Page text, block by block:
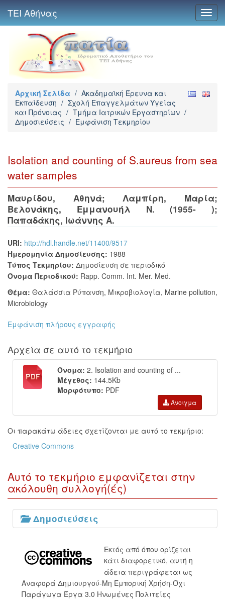
ΤΕΙ Αθήνας
Αρχική Σελίδα / Ακαδημαϊκή Έρευνα και
Εκπαίδευση / Σχολή Επαγγελμάτων Υγείας
και Πρόνοιας / Τμήμα Ιατρικών Εργαστηρίων /
Δημοσιεύσεις / Εμφάνιση Τεκμηρίου
Isolation and counting of S.aureus from sea
water samples
Μαυρίδου, Αθηνά;Λαμπίρη, Μαρία;
Βελονάκης, Εμμανουήλ Ν. (1955- );
Παπαδάκης, Ιωάννης Α.
URI: http://hdl.handle.net/11400/9517
Ημερομηνία Δημοσίευσης: 1988
Τύπος Τεκμηρίου: Δημοσίευση σε περιοδικό
Όνομα Περιοδικού: Rapp. Comm. Int. Mer. Med.
Θέμα: Θαλάσσια Ρύπανση, Μικροβιολογία, Marine pollution,
Microbiology
Εμφάνιση πλήρους εγγραφής
Αρχεία σε αυτό το τεκμήριο
Όνομα: 2. Isolation and counting of ...
Μέγεθος: 144.5Kb
Μορφότυπο: PDF
Άνοιγμα
Οι παρακάτω άδειες σχετίζονται με αυτό το τεκμήριο:
Creative Commons
Αυτό το τεκμήριο εμφανίζεται στην
ακόλουθη συλλογή(ές)
Δημοσιεύσεις
Εκτός από όπου ορίζεται
κάτι διαφορετικό, αυτή η
άδεια περιγράφεται ως
Αναφορά Δημιουργού-Μη Εμπορική Χρήση-Όχι
Παράγωγα Έργα 3.0 Ηνωμένες Πολιτείες